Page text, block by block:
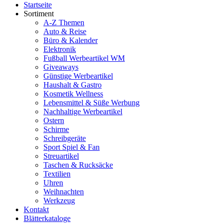
Startseite
Sortiment
A-Z Themen
Auto & Reise
Büro & Kalender
Elektronik
Fußball Werbeartikel WM
Giveaways
Günstige Werbeartikel
Haushalt & Gastro
Kosmetik Wellness
Lebensmittel & Süße Werbung
Nachhaltige Werbeartikel
Ostern
Schirme
Schreibgeräte
Sport Spiel & Fan
Streuartikel
Taschen & Rucksäcke
Textilien
Uhren
Weihnachten
Werkzeug
Kontakt
Blätterkataloge